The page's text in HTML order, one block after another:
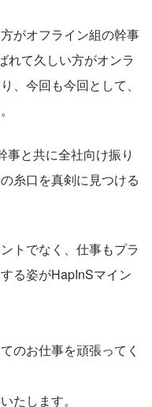
がオフライン組の幹事
れて久しい方がオンラ
、今回も今回として、
と共に全社向け振り
糸口を真剣に見つける
トでなく、仕事もプラ
る姿がHapInSマイン
のお仕事を頑張ってく
たします。